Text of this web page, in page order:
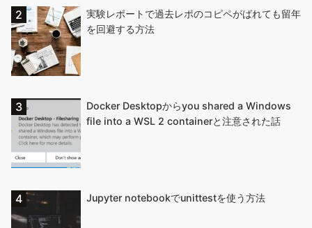
実験レポートで過去レポのコピペがばれても留年
を回避する方法
Docker Desktopからyou shared a Windows
file into a WSL 2 containerと注意された話
Jupyter notebookでunittestを使う方法